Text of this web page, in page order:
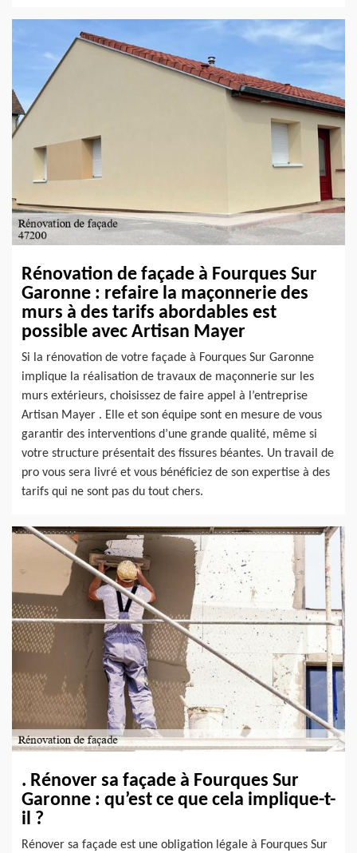
Rénovation de façade à Fourques Sur
Garonne : refaire la maçonnerie des
murs à des tarifs abordables est
possible avec Artisan Mayer
Si la rénovation de votre façade à Fourques Sur Garonne
implique la réalisation de travaux de maçonnerie sur les
murs extérieurs, choisissez de faire appel à l’entreprise
Artisan Mayer . Elle et son équipe sont en mesure de vous
garantir des interventions d’une grande qualité, même si
votre structure présentait des fissures béantes. Un travail de
pro vous sera livré et vous bénéficiez de son expertise à des
tarifs qui ne sont pas du tout chers.
. Rénover sa façade à Fourques Sur
Garonne : qu’est ce que cela implique-t-
il ?
Rénover sa façade est une obligation légale à Fourques Sur